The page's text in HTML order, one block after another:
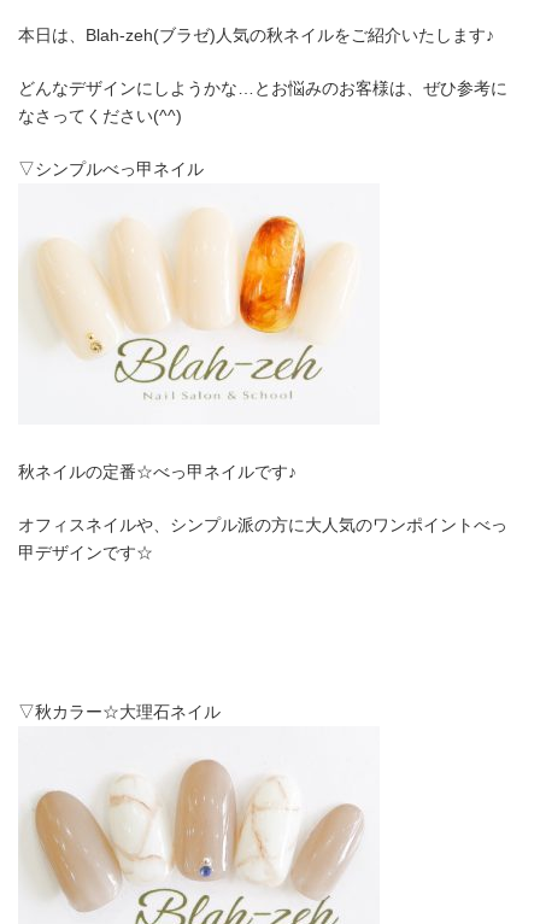
本日は、Blah-zeh(ブラゼ)人気の秋ネイルをご紹介いたします♪
どんなデザインにしようかな…とお悩みのお客様は、ぜひ参考に
なさってください(^^)
▽シンプルべっ甲ネイル
秋ネイルの定番☆べっ甲ネイルです♪
オフィスネイルや、シンプル派の方に大人気のワンポイントべっ
甲デザインです☆
▽秋カラー☆大理石ネイル